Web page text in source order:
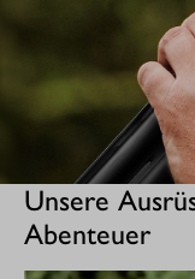
Unsere
Abenteuer